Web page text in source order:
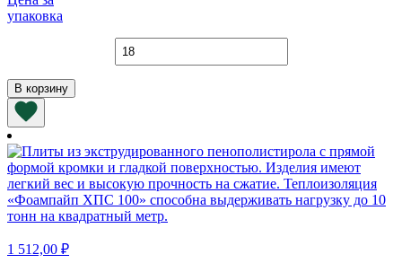
упаковка
Количество
товара
В корзину
1 512,00 ₽